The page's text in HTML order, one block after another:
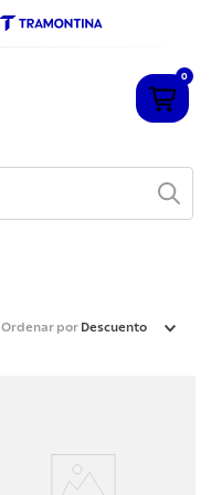
0
Ordenar por Descuento